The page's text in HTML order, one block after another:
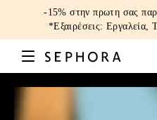
-15% στην πρωτη σας
*Εξαιρέσεις: